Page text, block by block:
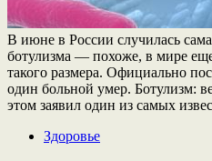
В июне в России случилась
ботулизма — похоже, в мире еще
такого размера. Официально
один больной умер. Ботулизм:
этом заявил один из самых
Здоровье